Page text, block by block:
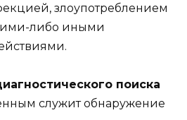
злоупотреблением
либо иными
поиска
служит обнаружение